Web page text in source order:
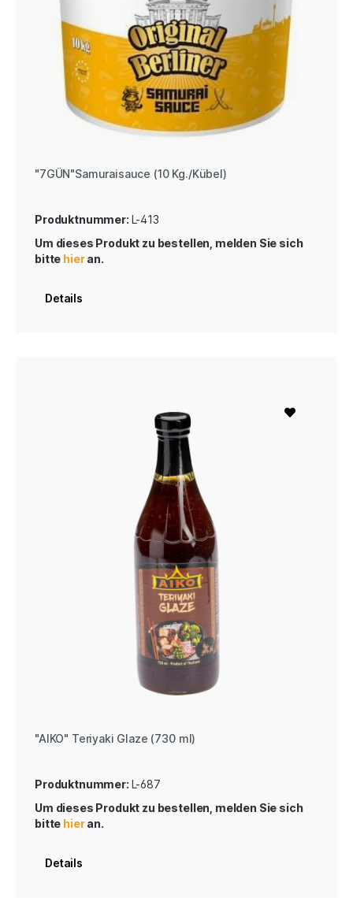
"7GÜN"Samuraisauce (10 Kg./Kübel)
Produktnummer: L-413
Um dieses Produkt zu bestellen, melden Sie sich
bitte hieran.
Details
"AIKO" Teriyaki Glaze (730 ml)
Produktnummer: L-687
Um dieses Produkt zu bestellen, melden Sie sich
bitte hieran.
Details